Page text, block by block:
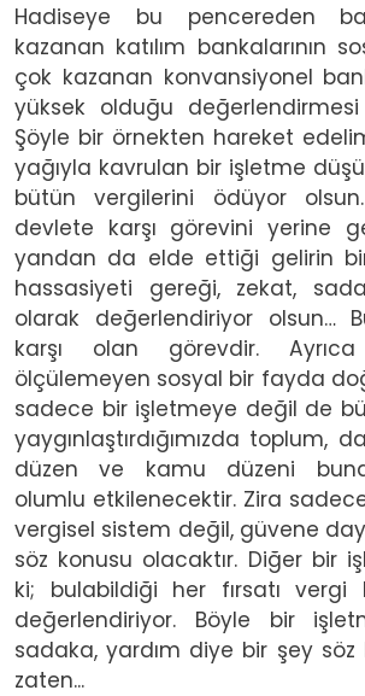
Hadiseye bu pencereden
kazanan katılım bankalarının
çok kazanan konvansiyonel
yüksek olduğu değerlendirmesi
Şöyle bir örnekten hareket
yağıyla kavrulan bir işletme
bütün vergilerini ödüyor
devlete karşı görevini yerine
yandan da elde ettiği gelirin bir
hassasiyeti gereği, zekat,
olarak değerlendiriyor olsun…
karşı olan görevdir.
ölçülemeyen sosyal bir fayda
sadece bir işletmeye değil de
yaygınlaştırdığımızda toplum,
düzen ve kamu düzeni
olumlu etkilenecektir. Zira
vergisel sistem değil, güvene
söz konusu olacaktır. Diğer bir
ki; bulabildiği her fırsatı vergi
değerlendiriyor. Böyle bir
sadaka, yardım diye bir şey
zaten...